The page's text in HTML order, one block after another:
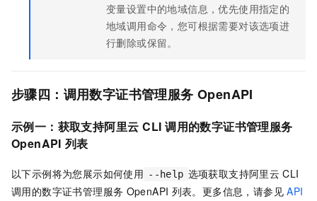
变量设置中的地域信息，优先使用指定的
地域调用命令，您可根据需要对该选项进
行删除或保留。
步骤四：调用数字证书管理服务 OpenAPI
示例一：获取支持阿里云 CLI 调用的数字证书管理服务
OpenAPI 列表
以下示例将为您展示如何使用 --help 选项获取支持阿里云 CLI
调用的数字证书管理服务 OpenAPI 列表。更多信息，请参见 API